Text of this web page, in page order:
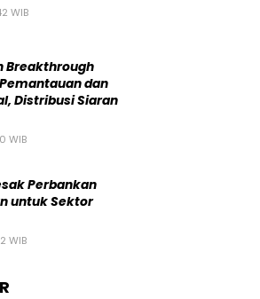
WIB
Breakthrough
dan
Distribusi Siaran
WIB
Perbankan
untuk Sektor
WIB